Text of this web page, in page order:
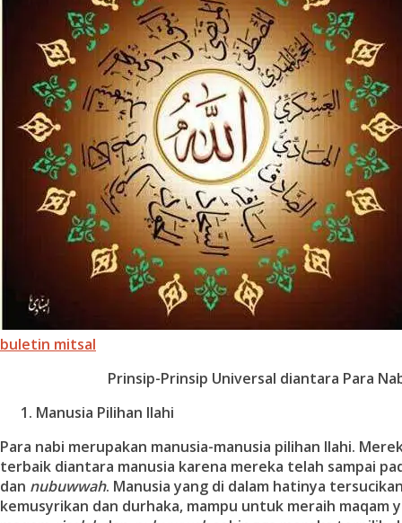
buletin mitsal
Prinsip-Prinsip Universal diantara Para
Manusia Pilihan Ilahi
Para nabi merupakan manusia-manusia pilihan Ilahi.
terbaik diantara manusia karena mereka telah sampai
dan nubuwwah. Manusia yang di dalam hatinya
kemusyrikan dan durhaka, mampu untuk meraih maqam